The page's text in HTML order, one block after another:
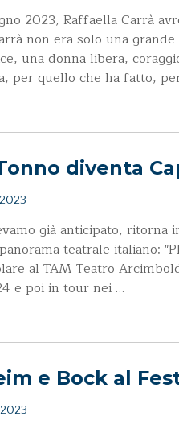
2023, Raffaella Carrà
non era solo una
una donna libera,
per quello che ha fatto,
diventa
già anticipato, ritorna
teatrale italiano:
al TAM Teatro
e poi in tour nei …
e Bock al